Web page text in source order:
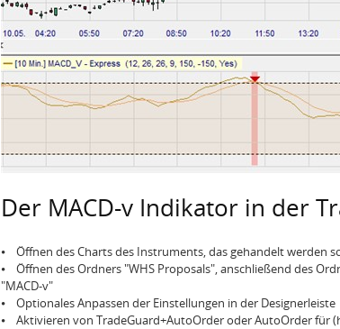
Der MACD-v Indikator in der
⦁ Öffnen des Charts des Instruments, das gehandelt werden
⦁ Öffnen des Ordners "WHS Proposals", anschließend des
"MACD-v"
⦁ Optionales Anpassen der Einstellungen in der Designerleiste
⦁ Aktivieren von TradeGuard+AutoOrder oder AutoOrder für